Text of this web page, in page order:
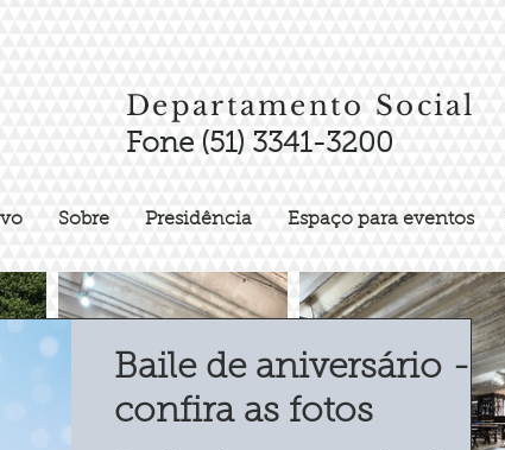
Departamento Social
Fone (51) 3341-3200
Sobre Presidência Espaço para eventos
Baile de aniversário -
confira as fotos